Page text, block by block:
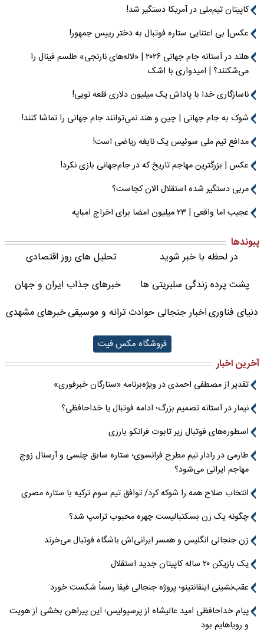
کاپیتان تیم‌ملی در آمریکا دستگیر شد!
عکس| بی اعتنایی ستاره فوتبال به دختر رییس جمهور!
هلند در آستانه جام جهانی ۲۰۲۶ | «لاله‌های نارنجی» طلسم فینال را
می‌شکنند؟ | امیدواری با اشک
ناسازگاری خدا با پاداش یک میلیون دلاری قلعه نویی!
شوک به جام جهانی | چین و هند نمی‌توانند جام جهانی را تماشا کنند!
مدافع تیم ملی سوئیس یک نابغه ریاضی است!
عکس | بزرگترین مهاجم تاریخ که در جام‌جهانی بازی نکرد!
مربی دستگیر شده استقلال الان کجاست؟
عجیب اما واقعی | ۲۳ میلیون امضا برای اخراج امباپه
پیوندها
در لحظه با خبر شوید
تحلیل های روز اقتصادی
پشت پرده زندگی سلبریتی ها
خبرهای جذاب ایران و جهان
دنیای فناوریاخبار جنجالی حوادثترانه و موسیقیخبرهای مشهدی
فروشگاه مکس فیت
آخرین اخبار
تقدیر از مصطفی احمدی در ویژه‌برنامه «ستارگان خبرفوری»
نیمار در آستانه تصمیم بزرگ؛ ادامه فوتبال یا خداحافظی؟
اسطوره‌های فوتبال زیر تابوت فرانکو بارزی
طارمی در رادار تیم مطرح فرانسوی؛ ستاره سابق چلسی و آرسنال زوج
مهاجم ایرانی می‌شود؟
انتخاب صلاح همه را شوکه کرد/ توافق تیم سوم ترکیه با ستاره مصری
چگونه یک زن بسکتبالیست چهره محبوب ترامپ شد؟
زن جنجالی انگلیس و همسر ایرانی‌اش باشگاه فوتبال می‌خرند
یک بازیکن ۲۰ ساله کاپیتان جدید استقلال
عقب‌نشینی اینفانتینو؛ پروژه جنجالی فیفا رسماً شکست خورد
پیام خداحافظی امید عالیشاه از پرسپولیس؛ این پیراهن بخشی از هویت
و رویاهایم بود